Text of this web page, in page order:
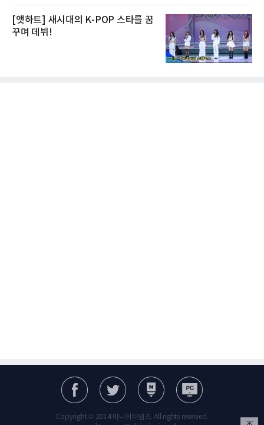
[앳하트] 새시대의 K-POP 스타를 꿈
꾸며 데뷔!
Copyright © 2014 마니아타임즈. All rights reserved.